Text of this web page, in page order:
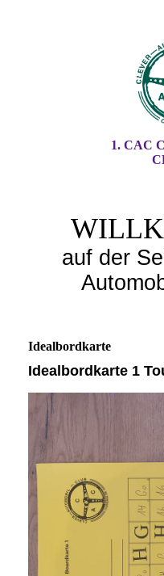
1. CAC
auf der
Idealbordkarte
Idealbordkarte 1